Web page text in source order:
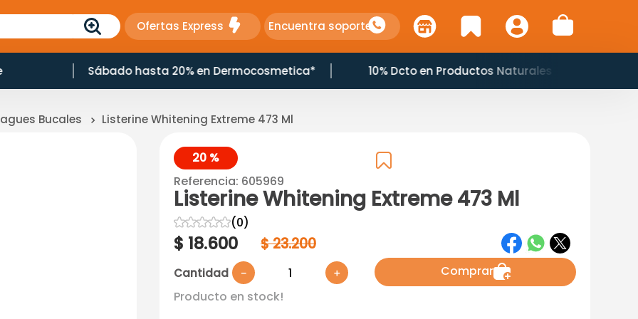
Ofertas Express Encuentra soporte
Sábado hasta 20% en Dermocosmetica* 10% Dcto en Productos Naturales
Bucales Listerine Whitening Extreme 473 Ml
20 %
Referencia: 605969
Listerine Whitening Extreme 473 Ml
☆☆☆☆☆(0)
$ 18.600 $23.200
Cantidad ＋
－
Comprar
Producto en stock!